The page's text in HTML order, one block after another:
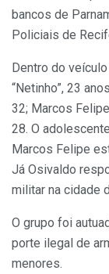
bancos de
Policiais de
Dentro do
“Netinho”, 23
32; Marcos
28. O
Marcos Felipe
Já Osivaldo
militar na cidade
O grupo foi
porte ilegal de
menores.